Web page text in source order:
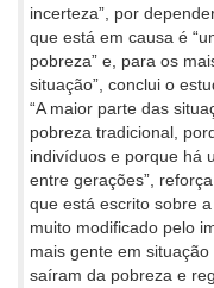
incerteza”, por
que está em causa é
pobreza” e, para os
situação”, conclui o
“A maior parte das
pobreza tradicional,
indivíduos e porque há
entre gerações”,
que está escrito sobre
muito modificado pelo
mais gente em
saíram da pobreza e